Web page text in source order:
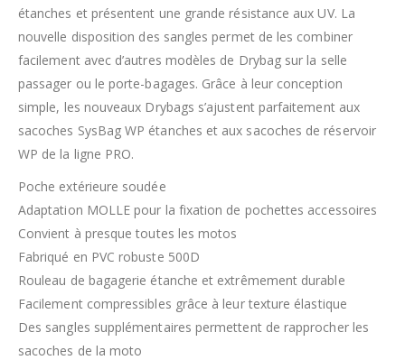
étanches et présentent une grande résistance aux UV. La
nouvelle disposition des sangles permet de les combiner
facilement avec d’autres modèles de Drybag sur la selle
passager ou le porte-bagages. Grâce à leur conception
simple, les nouveaux Drybags s’ajustent parfaitement aux
sacoches SysBag WP étanches et aux sacoches de réservoir
WP de la ligne PRO.
Poche extérieure soudée
Adaptation MOLLE pour la fixation de pochettes accessoires
Convient à presque toutes les motos
Fabriqué en PVC robuste 500D
Rouleau de bagagerie étanche et extrêmement durable
Facilement compressibles grâce à leur texture élastique
Des sangles supplémentaires permettent de rapprocher les
sacoches de la moto